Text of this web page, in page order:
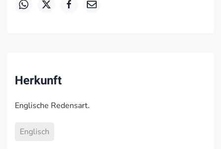
Herkunft
Englische Redensart.
Englisch